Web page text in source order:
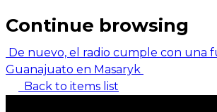
Continue browsing
De nuevo, el radio cumple con una
Guanajuato en Masaryk
Back to items list